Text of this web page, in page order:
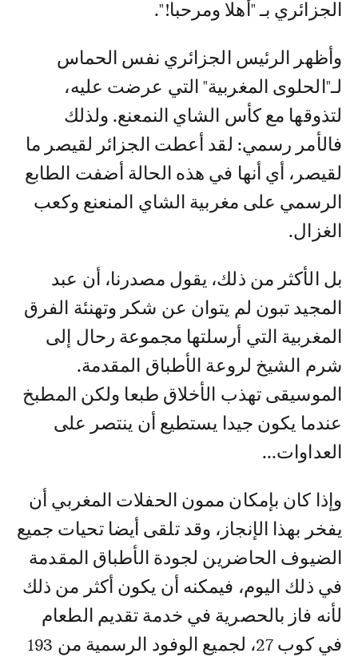
الجزائري بـ "أهلا ومرحبا!".
وأظهر الرئيس الجزائري نفس الحماس
لـ"الحلوى المغربية" التي عرضت عليه،
لتذوقها مع كأس الشاي النمعنع. ولذلك
فالأمر رسمي: لقد أعطت الجزائر لقيصر ما
لقيصر، أي أنها في هذه الحالة أضفت الطابع
الرسمي على مغربية الشاي المنعنع وكعب
الغزال.
بل الأكثر من ذلك، يقول مصدرنا، أن عبد
المجيد تبون لم يتوان عن شكر وتهنئة الفرق
المغربية التي أرسلتها مجموعة رحال إلى
شرم الشيخ لروعة الأطباق المقدمة.
الموسيقى تهذب الأخلاق طبعا ولكن المطبخ
عندما يكون جيدا يستطيع أن ينتصر على
العداوات...
وإذا كان بإمكان ممون الحفلات المغربي أن
يفخر بهذا الإنجاز، وقد تلقى أيضا تحيات جميع
الضيوف الحاضرين لجودة الأطباق المقدمة
في ذلك اليوم، فيمكنه أن يكون أكثر من ذلك
لأنه فاز بالحصرية في خدمة تقديم الطعام
في كوب 27، لجميع الوفود الرسمية من 193